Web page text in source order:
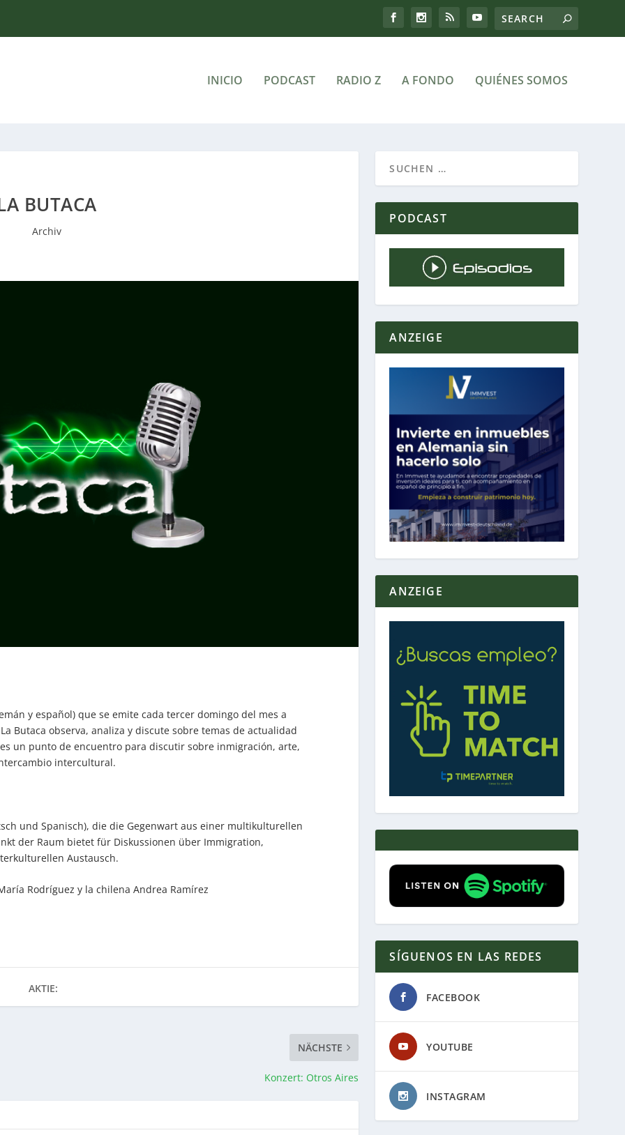
INICIO PODCAST RADIO Z A FONDO QUIÉNES SOMOS
BUTACA
Archiv
y español) que se emite cada tercer domingo del mes a
Butaca observa, analiza y discute sobre temas de actualidad
un punto de encuentro para discutir sobre inmigración, arte,
intercultural.
und Spanisch), die die Gegenwart aus einer multikulturellen
der Raum bietet für Diskussionen über Immigration,
Austausch.
Rodríguez y la chilena Andrea Ramírez
AKTIE:
NÄCHSTE
Konzert: Otros Aires
PODCAST
ANZEIGE
ANZEIGE
SÍGUENOS EN LAS REDES
FACEBOOK
YOUTUBE
INSTAGRAM